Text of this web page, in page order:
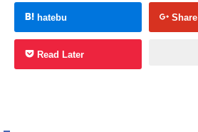
hatebu Share
Read Later